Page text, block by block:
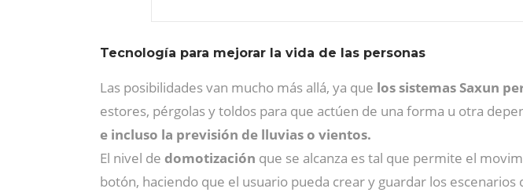
Tecnología para mejorar la vida de las personas
Las posibilidades van mucho más allá, ya que los sistemas Saxun
estores, pérgolas y toldos para que actúen de una forma u otra
e incluso la previsión de lluvias o vientos.
El nivel de domotización que se alcanza es tal que permite el
botón, haciendo que el usuario pueda crear y guardar los escenarios